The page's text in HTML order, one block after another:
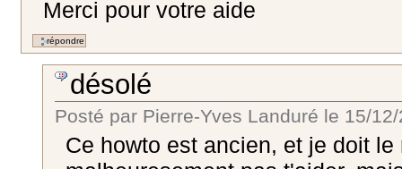
Merci pour votre aide
désolé
Posté par Pierre-Yves Landuré le 15/
Ce howto est ancien, et je doit